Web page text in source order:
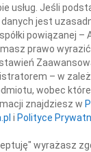
Z głębokim
że 22
odeszła
Mama
usług. Jeśli
jest
powiązanej –
prawo
– w
wobec
znajdziesz w
i Polityce
wyrażasz